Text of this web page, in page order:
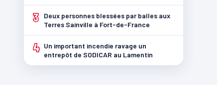
3
Deux personnes blessées par balles aux
Terres Sainville à Fort-de-France
4 Un important incendie ravage un
entrepôt de SODICAR au Lamentin